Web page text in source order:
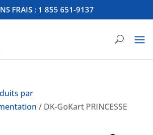
FRAIS : 1 855 651-9137
par
/ DK-GoKart PRINCESSE